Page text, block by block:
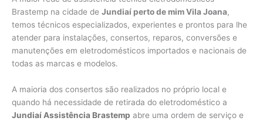
Brastemp na cidade de Jundiaí perto de mim Vila Joana,
temos técnicos especializados, experientes e prontos para lhe
atender para instalações, consertos, reparos, conversões e
manutenções em eletrodomésticos importados e nacionais de
todas as marcas e modelos.
A maioria dos consertos são realizados no próprio local e
quando há necessidade de retirada do eletrodoméstico a
Jundiaí Assistência Brastemp abre uma ordem de serviço e